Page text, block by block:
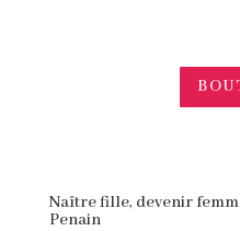
Naître fille, devenir
Penain